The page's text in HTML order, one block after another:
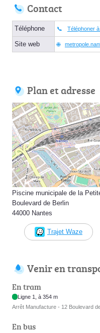
Contact
Téléphone Téléphoner
Site web
Plan et adresse
Piscine municipale de la
Boulevard de Berlin
44000 Nantes
Trajet Waze
Venir en
En tram
Ligne 1, à 354 m
Arrêt Manufacture - 12 Boulevard
En bus